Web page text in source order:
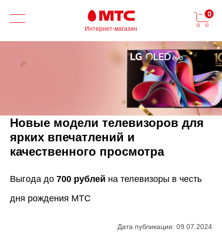
Интернет-магазин
0
Новые модели телевизоров для
ярких впечатлений и
качественного просмотра
Выгода до 700 рублей на телевизоры в честь
дня рождения МТС
Дата публикации: 09.07.2024